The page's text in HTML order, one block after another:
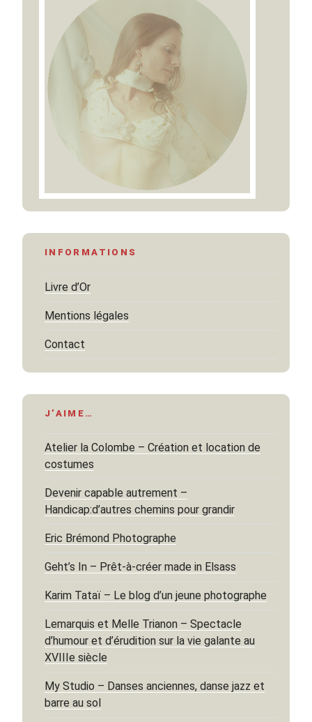
INFORMATIONS
Livre d’Or
Mentions légales
Contact
J’AIME…
Atelier la Colombe – Création et location de
costumes
Devenir capable autrement –
Handicap:d’autres chemins pour grandir
Eric Brémond Photographe
Geht’s In – Prêt-à-créer made in Elsass
Karim Tataï – Le blog d’un jeune photographe
Lemarquis et Melle Trianon – Spectacle
d’humour et d’érudition sur la vie galante au
XVIIIe siècle
My Studio – Danses anciennes, danse jazz et
barre au sol